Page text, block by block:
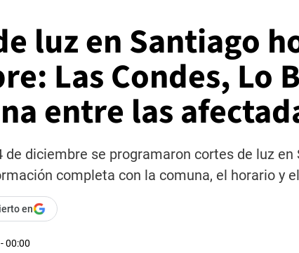
luz en Santiago
Las Condes, Lo
entre las
de diciembre se programaron cortes de luz
completa con la comuna, el horario y
en
00:00